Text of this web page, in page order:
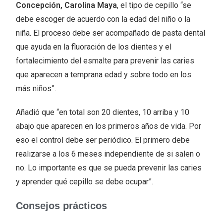
Concepción, Carolina Maya, el tipo de cepillo “se
debe escoger de acuerdo con la edad del niño o la
niña. El proceso debe ser acompañado de pasta dental
que ayuda en la fluoración de los dientes y el
fortalecimiento del esmalte para prevenir las caries
que aparecen a temprana edad y sobre todo en los
más niños”.
Añadió que “en total son 20 dientes, 10 arriba y 10
abajo que aparecen en los primeros años de vida. Por
eso el control debe ser periódico. El primero debe
realizarse a los 6 meses independiente de si salen o
no. Lo importante es que se pueda prevenir las caries
y aprender qué cepillo se debe ocupar”.
Consejos prácticos